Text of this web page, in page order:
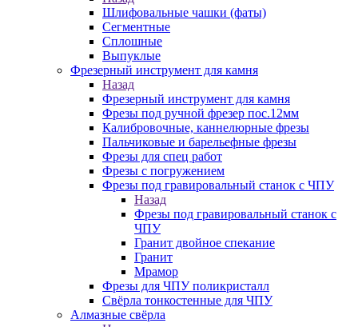
Шлифовальные чашки (фаты)
Сегментные
Сплошные
Выпуклые
Фрезерный инструмент для камня
Назад
Фрезерный инструмент для камня
Фрезы под ручной фрезер пос.12мм
Калибровочные, каннелюрные фрезы
Пальчиковые и барельефные фрезы
Фрезы для спец работ
Фрезы с погружением
Фрезы под гравировальный станок с ЧПУ
Назад
Фрезы под гравировальный станок с
ЧПУ
Гранит двойное спекание
Гранит
Мрамор
Фрезы для ЧПУ поликристалл
Свёрла тонкостенные для ЧПУ
Алмазные свёрла